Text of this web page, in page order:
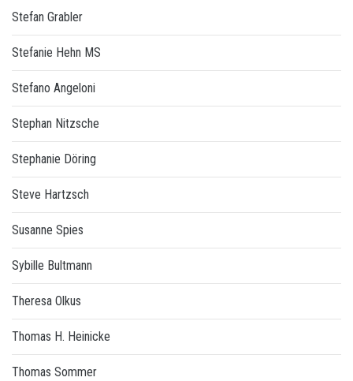
Stefan Grabler
Stefanie Hehn MS
Stefano Angeloni
Stephan Nitzsche
Stephanie Döring
Steve Hartzsch
Susanne Spies
Sybille Bultmann
Theresa Olkus
Thomas H. Heinicke
Thomas Sommer